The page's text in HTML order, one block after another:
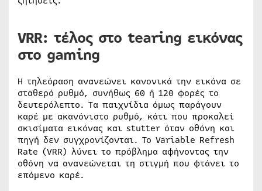
VRR: τέλος στο tearing εικόνας
στο gaming
Η τηλεόραση ανανεώνει κανονικά την εικόνα σε
σταθερό ρυθμό, συνήθως 60 ή 120 φορές το
δευτερόλεπτο. Τα παιχνίδια όμως παράγουν
καρέ με ακανόνιστο ρυθμό, κάτι που προκαλεί
σκισίματα εικόνας και stutter όταν οθόνη και
πηγή δεν συγχρονίζονται. Το Variable Refresh
Rate (VRR) λύνει το πρόβλημα αφήνοντας την
οθόνη να ανανεώνεται τη στιγμή που φτάνει το
επόμενο καρέ.